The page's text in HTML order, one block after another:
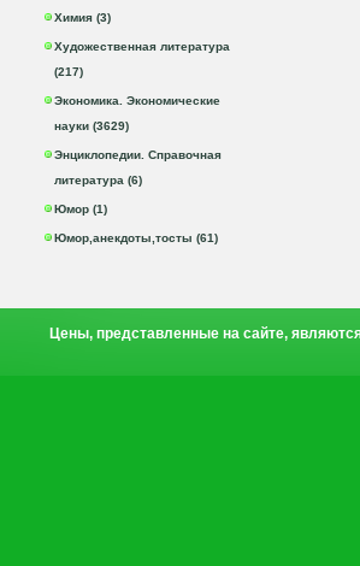
Химия (3)
Художественная литература
(217)
Экономика. Экономические
науки (3629)
Энциклопедии. Справочная
литература (6)
Юмор (1)
Юмор,анекдоты,тосты (61)
Цены, представленные на сайте,